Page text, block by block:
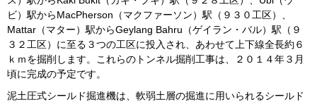
ビ）駅からMacPherson（マクファーソン）駅（９３０工区）、
Mattar（マター）駅からGeylang Bahru（ゲイラン・バル）駅（９
３２工区）に至る３つの工区に投入され、あわせて上下線全長約６
ｋｍを掘削します。これらのトンネル掘削工事は、２０１４年３月
頃に完成の予定です。
泥土圧式シールド掘進機は、軟弱土層の掘進に用いられるシールド